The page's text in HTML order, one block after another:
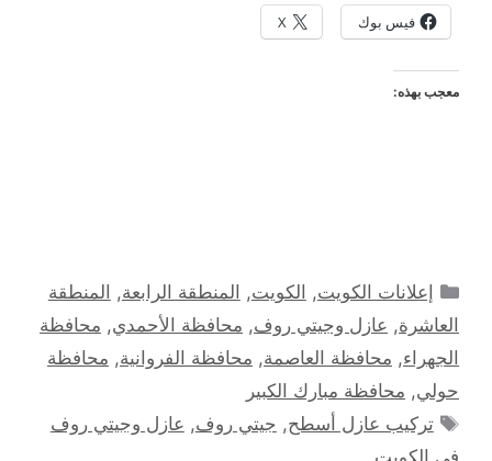
فيس بوك X
معجب بهذه:
التصنيفات
إعلانات الكويت, الكويت, المنطقة الرابعة, المنطقة
العاشرة, عازل وجيتي روف, محافظة الأحمدي, محافظة
الجهراء, محافظة العاصمة, محافظة الفروانية, محافظة
حولي, محافظة مبارك الكبير
الوسوم
تركيب عازل أسطح, جيتي روف, عازل وجيتي روف